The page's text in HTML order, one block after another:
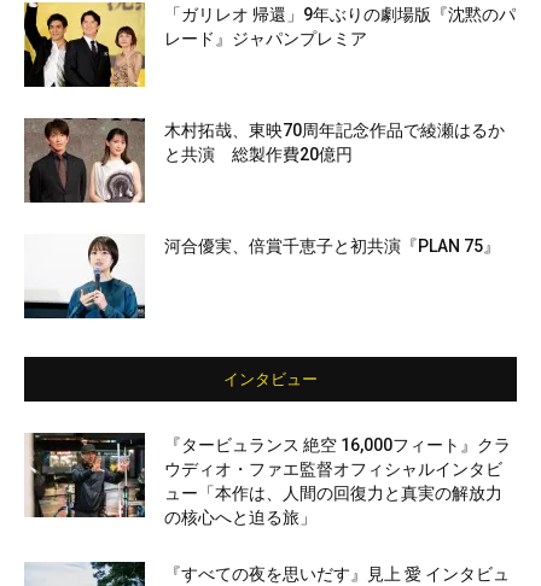
「ガリレオ 帰還」9年ぶりの劇場版『沈黙のパ
レード』ジャパンプレミア
木村拓哉、東映70周年記念作品で綾瀬はるか
と共演 総製作費20億円
河合優実、倍賞千恵子と初共演『PLAN 75』
インタビュー
『タービュランス 絶空 16,000フィート』クラ
ウディオ・ファエ監督オフィシャルインタビ
ュー「本作は、人間の回復力と真実の解放力
の核心へと迫る旅」
『すべての夜を思いだす』見上 愛 インタビュ